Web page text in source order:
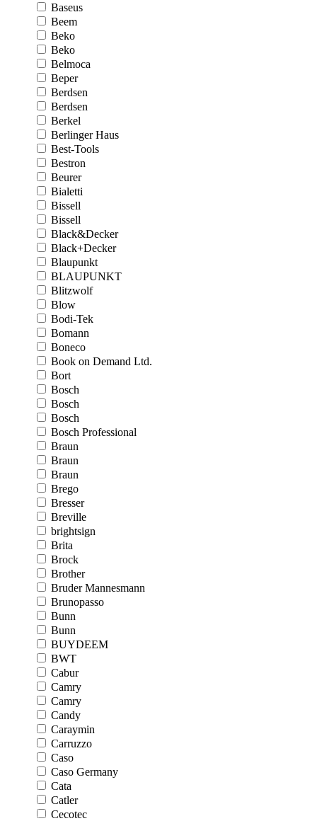
Baseus
Beem
Beko
Beko
Belmoca
Beper
Berdsen
Berdsen
Berkel
Berlinger Haus
Best-Tools
Bestron
Beurer
Bialetti
Bissell
Bissell
Black&Decker
Black+Decker
Blaupunkt
BLAUPUNKT
Blitzwolf
Blow
Bodi-Tek
Bomann
Boneco
Book on Demand Ltd.
Bort
Bosch
Bosch
Bosch
Bosch Professional
Braun
Braun
Braun
Brego
Bresser
Breville
brightsign
Brita
Brock
Brother
Bruder Mannesmann
Brunopasso
Bunn
Bunn
BUYDEEM
BWT
Cabur
Camry
Camry
Candy
Caraymin
Carruzzo
Caso
Caso Germany
Cata
Catler
Cecotec